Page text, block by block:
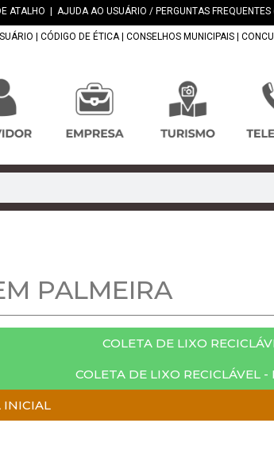
ATALHO AJUDA AO USUÁRIO / PERGUNTAS FREQUENTES
CÓDIGO DE ÉTICA| CONSELHOS MUNICIPAIS
PALMEIRA
COLETA DE LIXO
COLETA DE LIXO RECICLÁVEL -
INICIAL